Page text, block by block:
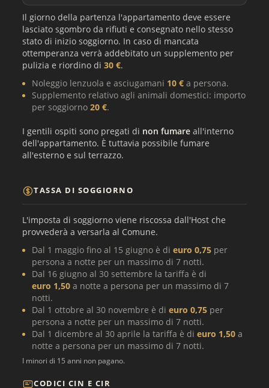
Il giorno della partenza l'appartamento deve essere
lasciato sgombro da rifiuti e consegnato nello stesso
stato di inizio soggiorno. In caso di mancata
ottemperanza verrà addebitato un supplemento per
pulizia e riordino di30 €.
Noleggio lenzuola e asciugamani 10 € a persona.
Supplemento relativo agli animali domestici: importo
per soggiorno20 €.
I gentili ospiti sono pregati di non fumare all'interno
dell'appartamento. È tuttavia possibile fumare
all'esterno e sul terrazzo.
TASSA DI SOGGIORNO
L'imposta di soggiorno viene riscossa dall'Host che
provvederà a versarla al Comune.
Dal 1 maggio fino al 15 giugno è dieuro 0,75 per
persona a notte per un massimo di 7 notti.
Dal 16 giugno al 30 settembre la tariffa è di
euro 1,50 a notte a persona per un massimo di 7
notti.
Dal 1 ottobre al 30 novembre è dieuro 0,75 per
persona a notte per un massimo di 7 notti.
Dal 1 dicembre al 30 aprile la tariffa è dieuro 1,50 a
notte a persona per un massimo di 7 notti.
I minori di 15 anni non pagano.
CODICI CIN E CIR